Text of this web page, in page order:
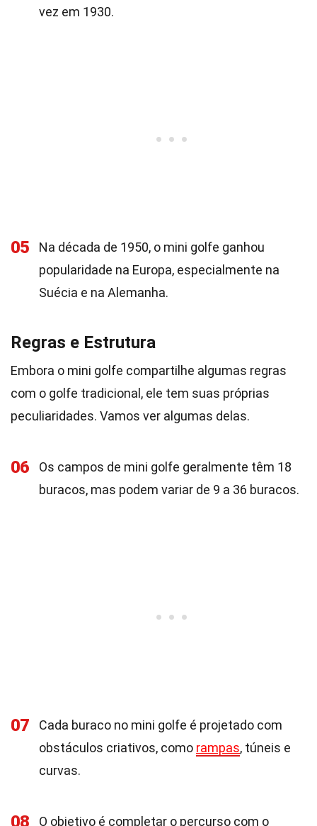
vez em 1930.
05
Na década de 1950, o mini golfe ganhou
popularidade na Europa, especialmente na
Suécia e na Alemanha.
Regras e Estrutura
Embora o mini golfe compartilhe algumas regras
com o golfe tradicional, ele tem suas próprias
peculiaridades. Vamos ver algumas delas.
06
Os campos de mini golfe geralmente têm 18
buracos, mas podem variar de 9 a 36 buracos.
07
Cada buraco no mini golfe é projetado com
obstáculos criativos, como rampas, túneis e
curvas.
08 O objetivo é completar o percurso com o